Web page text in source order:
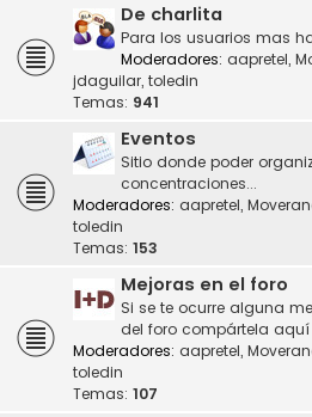
De charlita
Para los usuarios mas
Moderadores: aapretel,
jdaguilar, toledin
Temas: 941
Eventos
Sitio donde poder
concentraciones...
Moderadores: aapretel,
toledin
Temas: 153
Mejoras en el foro
Si se te ocurre alguna
del foro compártela aquí
Moderadores: aapretel,
toledin
Temas: 107